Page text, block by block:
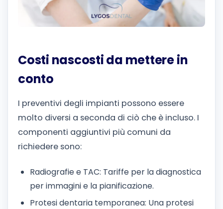
Costi nascosti da mettere in
conto
I preventivi degli impianti possono essere
molto diversi a seconda di ciò che è incluso. I
componenti aggiuntivi più comuni da
richiedere sono:
Radiografie e TAC: Tariffe per la diagnostica
per immagini e la pianificazione.
Protesi dentaria temporanea: Una protesi